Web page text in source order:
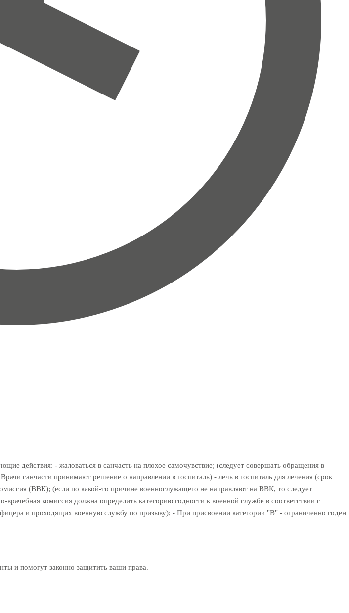
действия: - жаловаться в санчасть на плохое самочувствие; (следует совершать обращения в
санчасти принимают решение о направлении в госпиталь) - лечь в госпиталь для лечения (срок
(ВВК); (если по какой-то причине военнослужащего не направляют на ВВК, то следует
комиссия должна определить категорию годности к военной службе в соответствии с
и проходящих военную службу по призыву); - При присвоении категории "В" - ограниченно годен
и помогут законно защитить ваши права.